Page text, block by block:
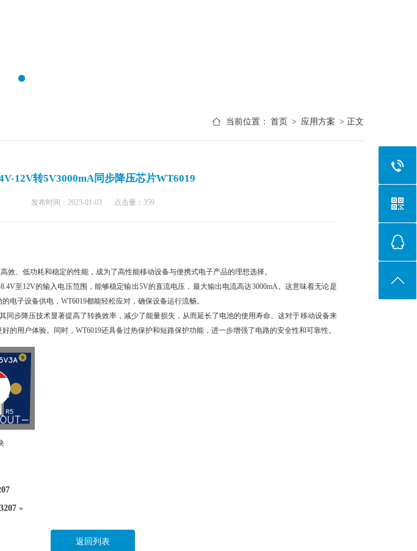
当前位置： 首页 > 应用方案 > 正文
12V转5V3000mA同步降压芯片WT6019
发布时间：2025-01-03 点击量： 359
效、低功耗和稳定的性能，成为了高性能移动设备与便携式电子产品的理想选择。
至12V的输入电压范围，能够稳定输出5V的直流电压，最大输出电流高达3000mA。这意味着无论是
电子设备供电，WT6019都能轻松应对，确保设备运行流畅。
同步降压技术显著提高了转换效率，减少了能量损失，从而延长了电池的使用寿命。这对于移动设备来
的用户体验。同时，WT6019还具备过热保护和短路保护功能，进一步增强了电路的安全性和可靠性。
»
返回列表